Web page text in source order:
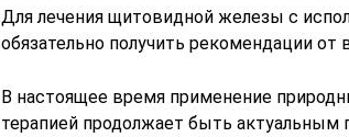
Для лечения щитовидной железы с
обязательно получить рекомендации от
В настоящее время применение
терапией продолжает быть актуальным